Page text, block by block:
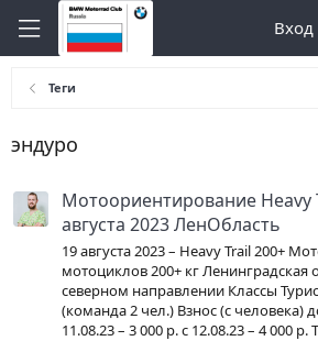
Вход
Теги
эндуро
Мотоориентирование Heavy
августа 2023 ЛенОбласть
19 августа 2023 – Heavy Trail 200+
мотоциклов 200+ кг Ленинградская
северном направлении Классы
(команда 2 чел.) Взнос (с человека)
11.08.23 – 3 000 р. с 12.08.23 – 4 000 р.